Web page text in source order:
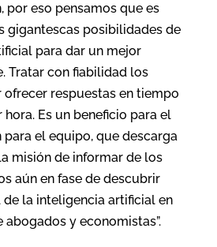
por eso pensamos que es
gigantescas posibilidades de
para dar un mejor
Tratar con fiabilidad los
respuestas en tiempo
Es un beneficio para el
el equipo, que descarga
misión de informar de los
aún en fase de descubrir
la inteligencia artificial en
abogados y economistas”.